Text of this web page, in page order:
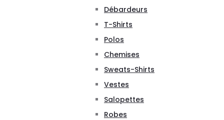
Débardeurs
T-Shirts
Polos
Chemises
Sweats-Shirts
Vestes
Salopettes
Robes